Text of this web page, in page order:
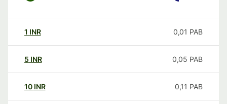
1 INR 0,01 PAB
5 INR 0,05 PAB
10 INR 0,11 PAB